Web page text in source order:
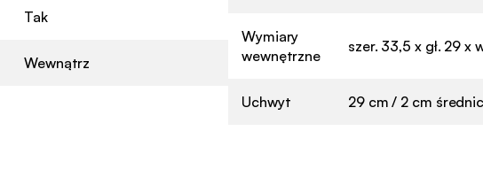
Tak
Wewnątrz
Wymiary
wewnętrzne
szer. 33,5 x gł. 29 x
Uchwyt 29 cm / 2 cm